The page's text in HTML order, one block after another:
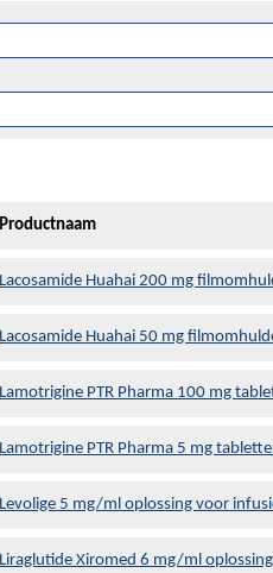
Productnaam
Lacosamide Huahai 200 mg
Lacosamide Huahai 50 mg
Lamotrigine PTR Pharma 100 mg
Lamotrigine PTR Pharma 5 mg
Levolige 5 mg/ml oplossing voor
Liraglutide Xiromed 6 mg/ml